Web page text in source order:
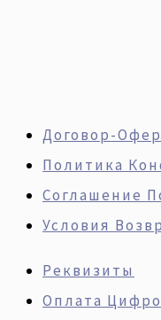
Договор-
Политика
Соглашение
Условия
Реквизиты
Оплата